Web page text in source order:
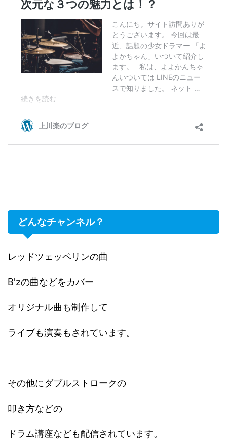
どんなチャンネル？
レッドツェッペリンの曲
B'zの曲などをカバー
オリジナル曲も制作して
ライブも演奏もされています。
その他にダブルストロークの
叩き方などの
ドラム講座なども配信されています。